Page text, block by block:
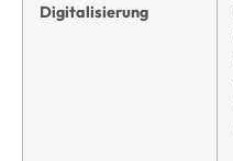
Digitalisierung